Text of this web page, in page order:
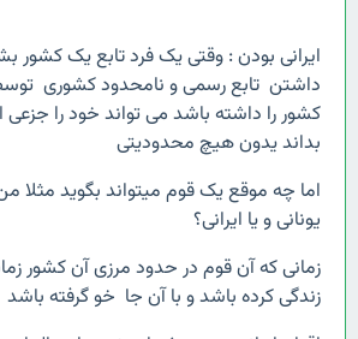
ایرانی بودن : وقتی یک فرد تابع یک کشور
داشتن تابع رسمی و نامحدود کشوری
کشور را داشته باشد می تواند خود را
بداند یدون هیچ محدودیتی
اما چه موقع یک قوم میتواند بگوید
یونانی و یا ایرانی؟
زمانی که آن قوم در حدود مرزی آن کشور
زندگی کرده باشد و با آن جا خو گرفته باشد